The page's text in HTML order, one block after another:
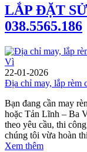
LẮP ĐẶT
038.5565.186
22-01-2026
Địa chỉ may, lắp rèm
Bạn đang cần may
hoặc Tản Lĩnh – Ba
theo yêu cầu, thi
chúng tôi vừa hoàn
Xem thêm